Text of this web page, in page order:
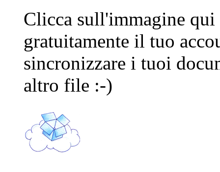
Clicca sull'immagine
gratuitamente il tuo
sincronizzare i tuoi
altro file :-)